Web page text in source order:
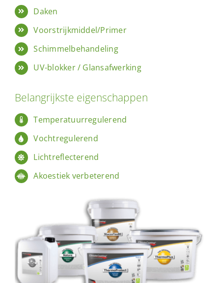
Daken
Voorstrijkmiddel/Primer
Schimmelbehandeling
UV-blokker / Glansafwerking
Belangrijkste eigenschappen
Temperatuurregulerend
Vochtregulerend
Lichtreflecterend
Akoestiek verbeterend